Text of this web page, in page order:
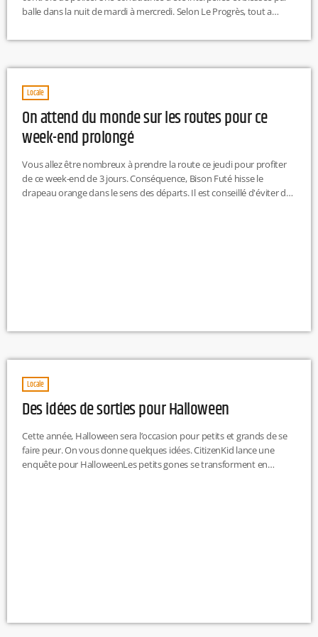
balle dans la nuit de mardi à mercredi. Selon Le Progrès, tout a
routine sur la place des Terreaux à Lyon. Elle a alors tenté de semer
Locale
On attend du monde sur les routes pour ce
week-end prolongé
Vous allez être nombreux à prendre la route ce jeudi pour profiter
de ce week-end de 3 jours. Conséquence, Bison Futé hisse le
drapeau orange dans le sens des départs. Il est conseillé d'éviter de
Locale
Des idées de sorties pour Halloween
Cette année, Halloween sera l’occasion pour petits et grands de se
faire peur. On vous donne quelques idées. CitizenKid lance une
enquête pour HalloweenLes petits gones se transforment en